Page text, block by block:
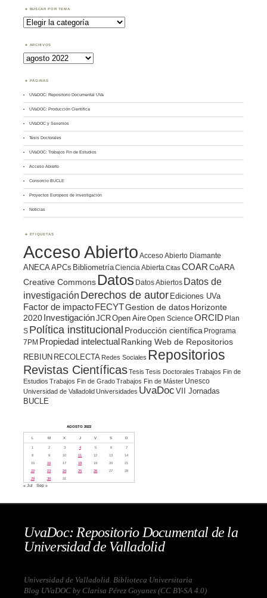
BUSCAR POR TEMA
Buscar
por
Tema
ARCHIVOS
Archivos
PÁGINAS
UVaDOC: Repositorio Documental UVa
UVaDOC: Producción Científica
UVaDOC y Sexenios
Tesis Doctorales
UVaDOC: Trabajos Fin de Estudios
Acceso Abierto
Consorcio BUCLE
Proyectos Europeos de Investigación
Noticias
ETIQUETAS
Acceso Abierto Acceso Abierto Diamante
ANECAAPCs BibliometríaCiencia Abierta Citas COAR CoARA
Creative Commons Datos Datos Abiertos Datos de
investigación Derechos de autor Ediciones UVa
Factor de impacto FECYTGestion de datosHorizonte
2020 InvestigaciónJCROpen AireOpen Science ORCID Plan
S Política institucional Producción científica Programa
7PM Propiedad intelectualRanking Web de Repositorios
REBIUN RECOLECTA Redes Sociales Repositorios
Revistas CientíficasTesis Tesis Doctorales Trabajos Fin de
Estudios Trabajos Fin de GradoTrabajos Fin de Máster Unesco
Universidad de Valladolid Universidades UvaDoc VII Jornadas
BUCLE
AGOSTO 2022
L M X J V S D
1 2 3 4 5 6
7
8
9 10 11 12 13
14
15
16 17 18 19 20
21
22
23 24 25 26 27
28
29
30 31
« Jul Sep »
UvaDoc: Repositorio Documental de la
Universidad de Valladolid
Universidad de Valladolid. Biblioteca Universitaria
Blog UVaDOC by Clarisa Pérez Goyanes (CC BY-SA 4.0)